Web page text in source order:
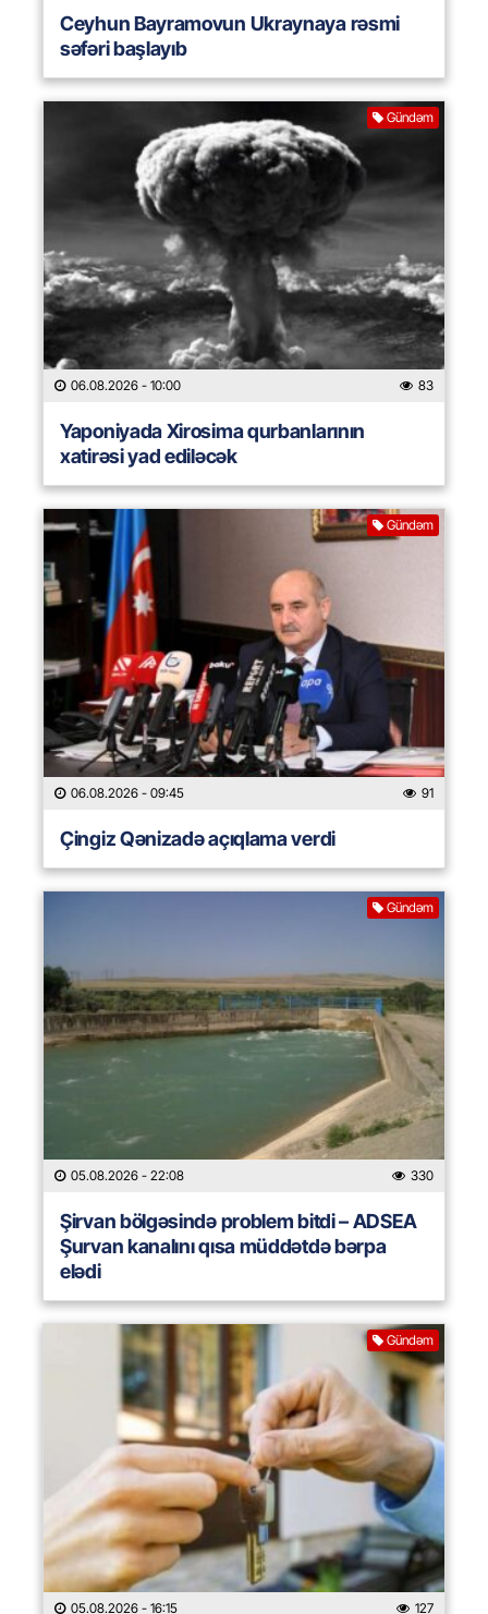
Ceyhun Bayramovun Ukraynaya rəsmi
səfəri başlayıb
Gündəm
06.08.2026 - 10:00 83
Yaponiyada Xirosima qurbanlarının
xatirəsi yad ediləcək
Gündəm
06.08.2026 - 09:45 91
Çingiz Qənizadə açıqlama verdi
Gündəm
05.08.2026 - 22:08 330
Şirvan bölgəsində problem bitdi – ADSEA
Şurvan kanalını qısa müddətdə bərpa
elədi
Gündəm
05.08.2026 - 16:15 127